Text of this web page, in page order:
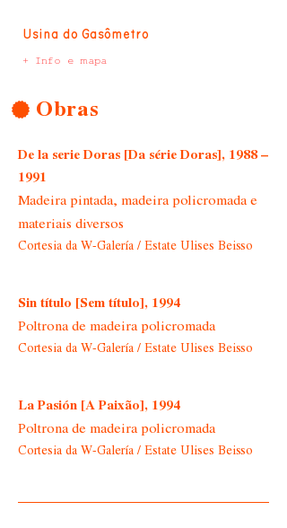
Usina do Gasômetro
+ Info e mapa
Obras
De la serie Doras [Da série Doras], 1988 –
1991
Madeira pintada, madeira policromada e
materiais diversos
Cortesia da W-Galería / Estate Ulises Beisso
Sin título [Sem título], 1994
Poltrona de madeira policromada
Cortesia da W-Galería / Estate Ulises Beisso
La Pasión [A Paixão], 1994
Poltrona de madeira policromada
Cortesia da W-Galería / Estate Ulises Beisso